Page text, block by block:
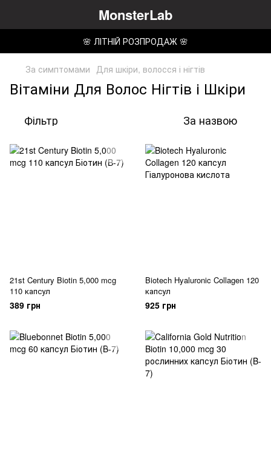
MonsterLab
🌸 ЛІТНІЙ РОЗПРОДАЖ 🌸
За симптомами Для шкіри, волосся і нігтів
Вітаміни Для Волос Нігтів і Шкіри
Фільтр За назвою
21st Century Biotin 5,000 mcg
110 капсул
389 грн
Biotech Hyaluronic Collagen 120
капсул
925 грн